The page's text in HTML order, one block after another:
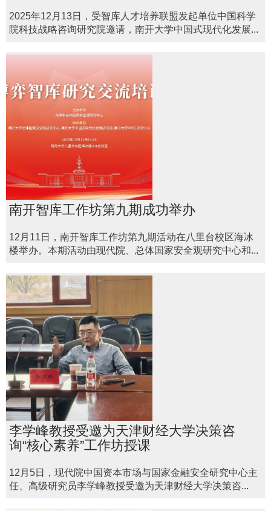
2025年12月13日，受智库人才培养联盟发起单位中国科学
院科技战略咨询研究院邀请，南开大学中国式现代化发展...
南开智库工作坊第九期成功举办
12月11日，南开智库工作坊第九期活动在八里台校区海冰
楼举办。本期活动由现代院、总体国家安全观研究中心和...
李学峰教授受邀为天津财经大学决策咨
询“核心素养”工作坊授课
12月5日，现代院中国资本市场与国家金融安全研究中心主
任、高级研究员李学峰教授受邀为天津财经大学决策咨...